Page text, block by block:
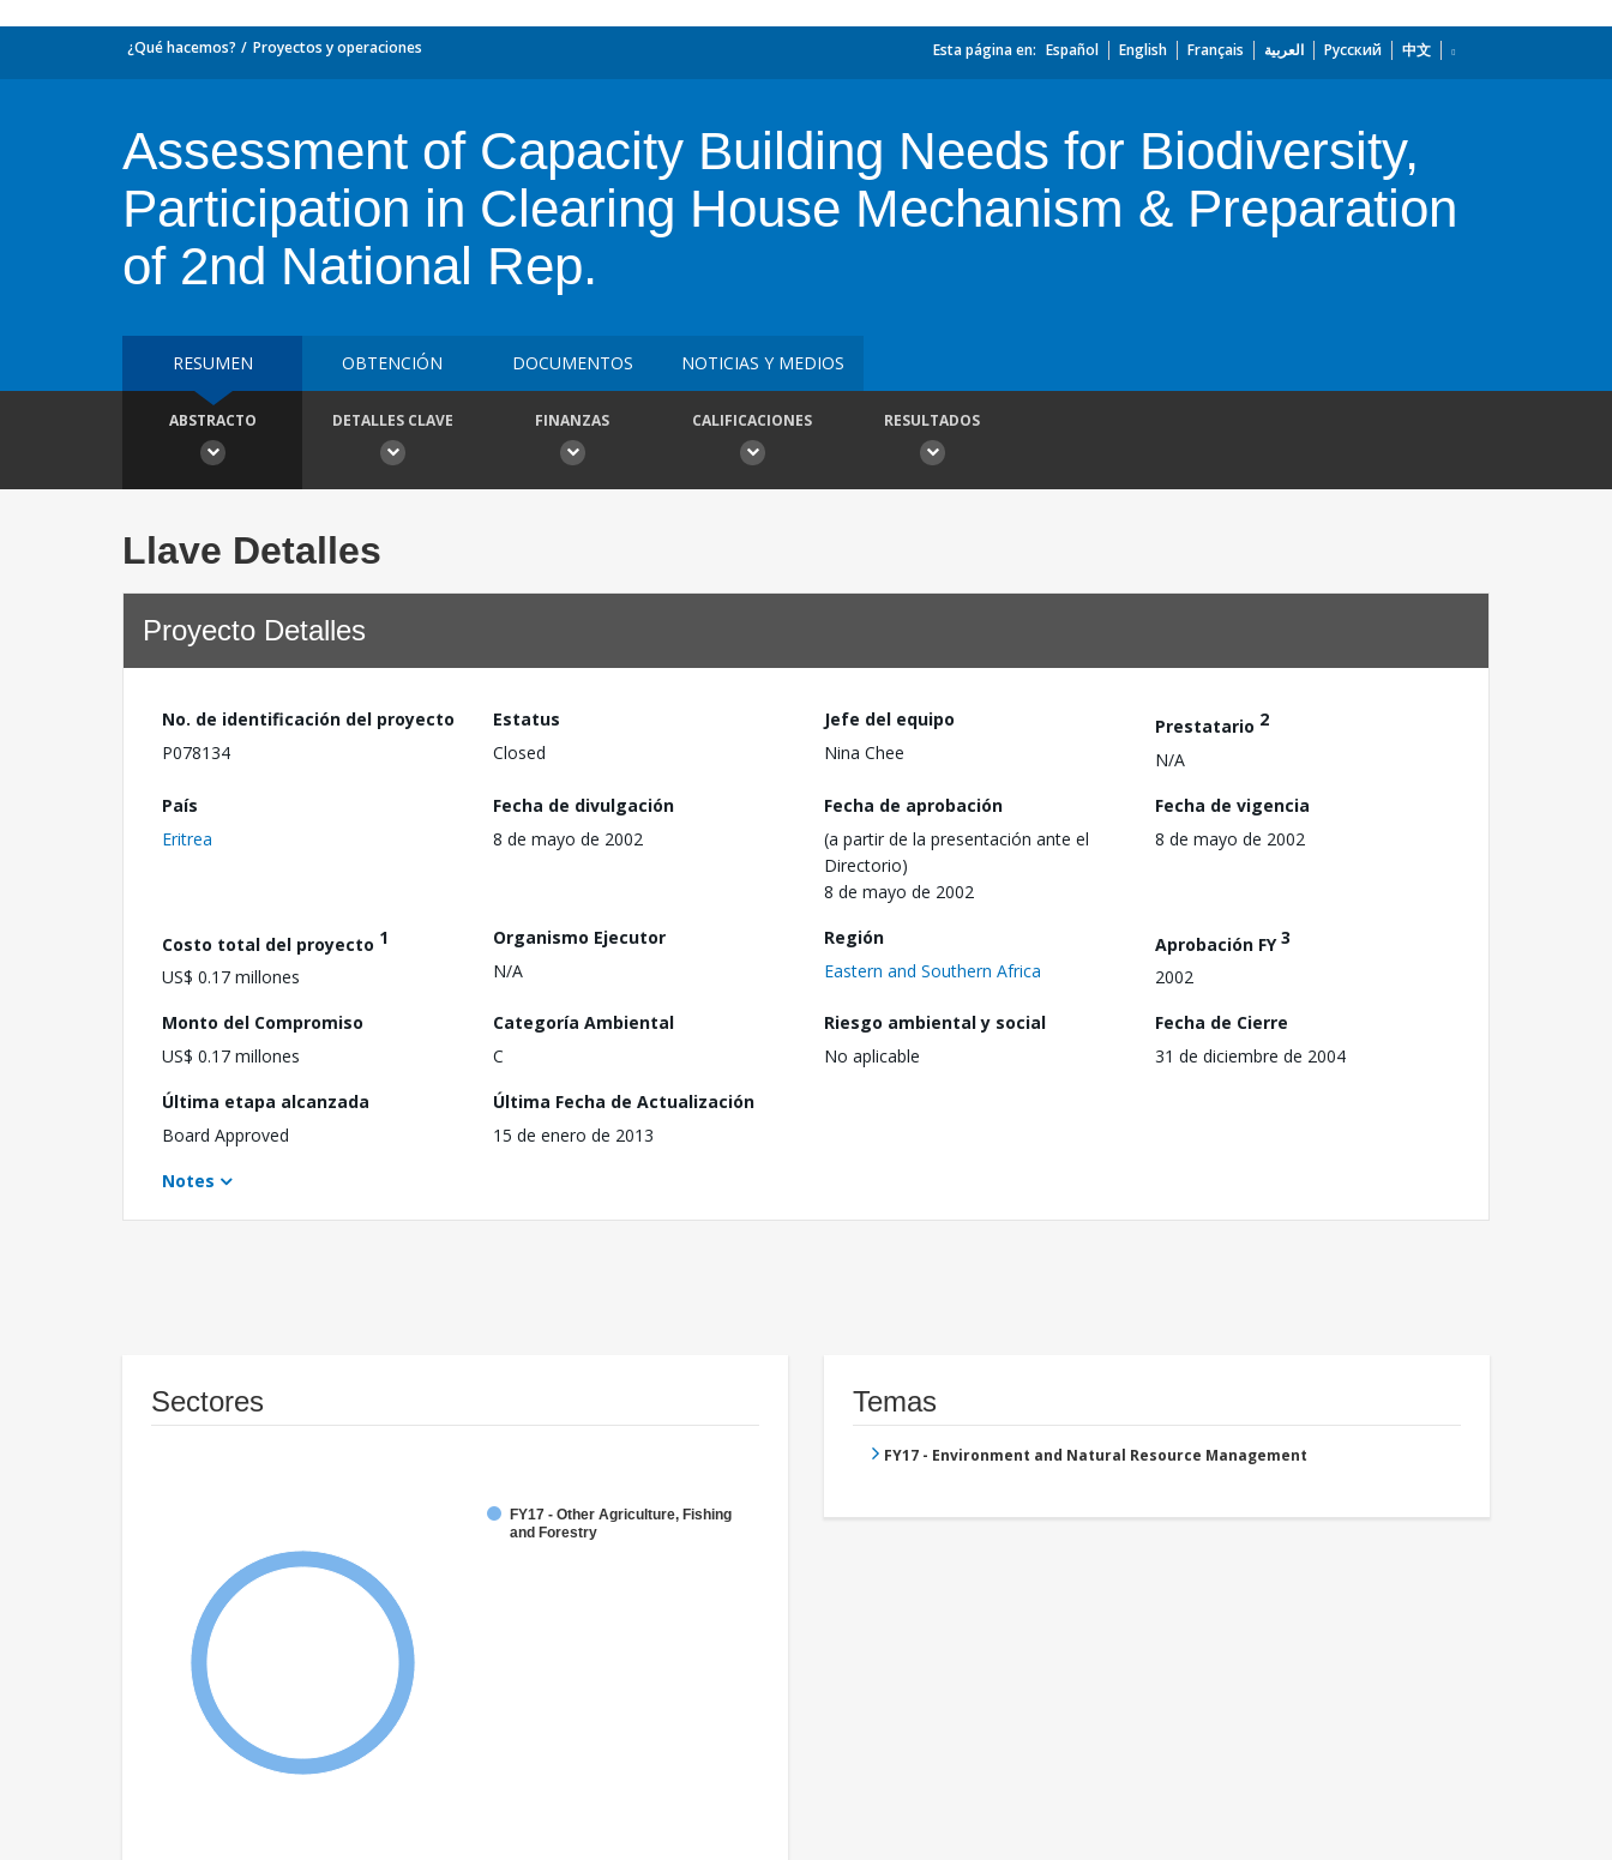
¿Qué hacemos? Proyectos y operaciones Esta página en: Español English Français العربية Русский 中文
Assessment of Capacity Building Needs for Biodiversity,
Participation in Clearing House Mechanism & Preparation
of 2nd National Rep.
RESUMEN OBTENCIÓN DOCUMENTOS NOTICIAS Y MEDIOS
ABSTRACTO DETALLES CLAVE FINANZAS CALIFICACIONES RESULTADOS
Llave Detalles
Proyecto Detalles
No. de identificación del proyecto
P078134
Estatus
Closed
Jefe del equipo
Nina Chee
Prestatario 2
N/A
País
Eritrea
Fecha de divulgación
8 de mayo de 2002
Fecha de aprobación
(a partir de la presentación ante el
Directorio)
8 de mayo de 2002
Fecha de vigencia
8 de mayo de 2002
Costo total del proyecto 1
US$ 0.17 millones
Organismo Ejecutor
N/A
Región
Eastern and Southern Africa
Aprobación FY3
2002
Monto del Compromiso
US$ 0.17 millones
Categoría Ambiental
C
Riesgo ambiental y social
No aplicable
Fecha de Cierre
31 de diciembre de 2004
Última etapa alcanzada
Board Approved
Última Fecha de Actualización
15 de enero de 2013
Notes
Sectores
FY17 - Other Agriculture, Fishing
and Forestry
Temas
FY17 - Environment and Natural Resource Management